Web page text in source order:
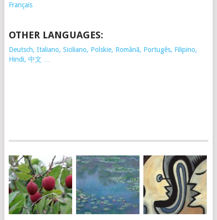
Français
OTHER LANGUAGES:
Deutsch, Italiano, Siciliano, Polskie, Românã, Portugês, Filipino,
Hindi, 中文 …